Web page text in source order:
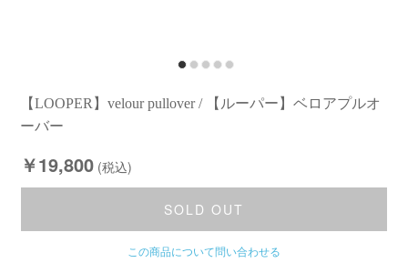
【LOOPER】velour pullover / 【ルーパー】ベロアプルオ
ーバー
￥19,800 (税込)
SOLD OUT
この商品について問い合わせる